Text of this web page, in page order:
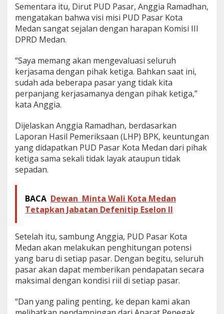
Sementara itu, Dirut PUD Pasar, Anggia Ramadhan,
mengatakan bahwa visi misi PUD Pasar Kota
Medan sangat sejalan dengan harapan Komisi III
DPRD Medan.
“Saya memang akan mengevaluasi seluruh
kerjasama dengan pihak ketiga. Bahkan saat ini,
sudah ada beberapa pasar yang tidak kita
perpanjang kerjasamanya dengan pihak ketiga,”
kata Anggia.
Dijelaskan Anggia Ramadhan, berdasarkan
Laporan Hasil Pemeriksaan (LHP) BPK, keuntungan
yang didapatkan PUD Pasar Kota Medan dari pihak
ketiga sama sekali tidak layak ataupun tidak
sepadan.
BACA Dewan Minta Wali Kota Medan
Tetapkan Jabatan Defenitip Eselon II
Setelah itu, sambung Anggia, PUD Pasar Kota
Medan akan melakukan penghitungan potensi
yang baru di setiap pasar. Dengan begitu, seluruh
pasar akan dapat memberikan pendapatan secara
maksimal dengan kondisi riil di setiap pasar.
“Dan yang paling penting, ke depan kami akan